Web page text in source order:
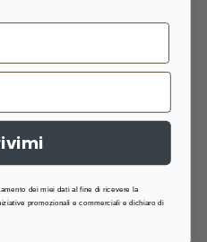
dei miei dati al fine di ricevere la
promozionali e commerciali e dichiaro di